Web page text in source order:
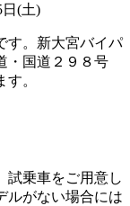
日(土)
す。新大宮バイパ
・国道２９８号
。
試乗車をご用意し
ルがない場合には